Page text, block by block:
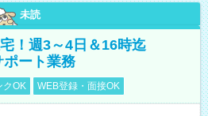
未読
！週3～4日＆16時迄
ート業務
クOK WEB登録・面接OK